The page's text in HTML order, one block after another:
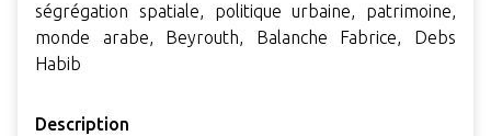
ségrégation spatiale, politique urbaine, patrimoine,
monde arabe, Beyrouth, Balanche Fabrice, Debs
Habib
Description